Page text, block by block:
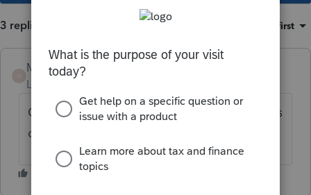
3 replies Oldest first
Mario B
Level 11
Ouvrez le formulaire TP1TED et vérifiez si les
conditions sont respectées.